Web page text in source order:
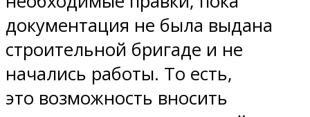
документация не была выдана
строительной бригаде и не
начались работы. То есть,
это возможность вносить